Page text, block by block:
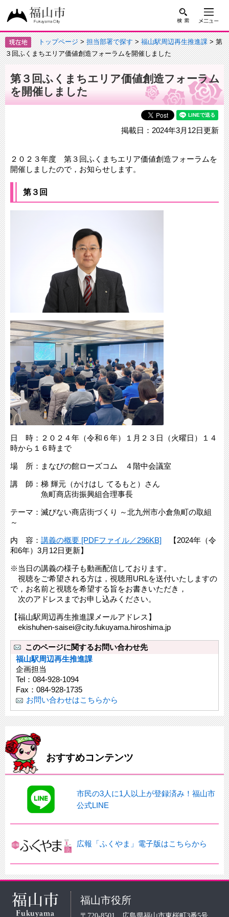
トップページ>担当部署で探す>福山駅周辺再生推進課> 第
３回ふくまちエリア価値創造フォーラムを開催しました
第３回ふくまちエリア価値創造フォーラム
を開催しました
掲載日：2024年3月12日更新
２０２３年度 第３回ふくまちエリア価値創造フォーラムを
開催しましたので，お知らせします。
第３回
日 時：２０２４年（令和６年）１月２３日（火曜日）１４
時から１６時まで
場 所：まなびの館ローズコム ４階中会議室
講 師：梯 輝元（かけはし てるもと）さん
魚町商店街振興組合理事長
テーマ：滅びない商店街づくり ～北九州市小倉魚町の取組
～
内 容： 講義の概要 [PDFファイル／296KB] 【2024年（令
和6年）3月12日更新】
※当日の講義の様子も動画配信しております。
視聴をご希望される方は，視聴用URLを送付いたしますの
で，お名前と視聴を希望する旨をお書きいただき，
次のアドレスまでお申し込みください。
【福山駅周辺再生推進課メールアドレス】
ekishuhen-saisei@city.fukuyama.hiroshima.jp
このページに関するお問い合わせ先
福山駅周辺再生推進課
企画担当
Tel：084-928-1094
Fax：084-928-1735
お問い合わせはこちらから
おすすめコンテンツ
市民の3人に1人以上が登録済み！福山市
公式LINE
広報「ふくやま」電子版はこちらから
福山市役所